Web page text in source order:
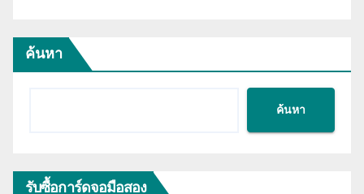
ค้นหา
ค้นหา
รับซื้อการ์ดจอมือสอง